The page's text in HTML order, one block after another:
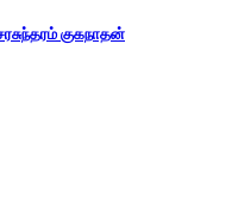
குகநாதன்